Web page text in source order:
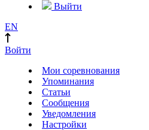
Выйти
EN
Войти
Мои соревнования
Упоминания
Статьи
Сообщения
Уведомления
Настройки